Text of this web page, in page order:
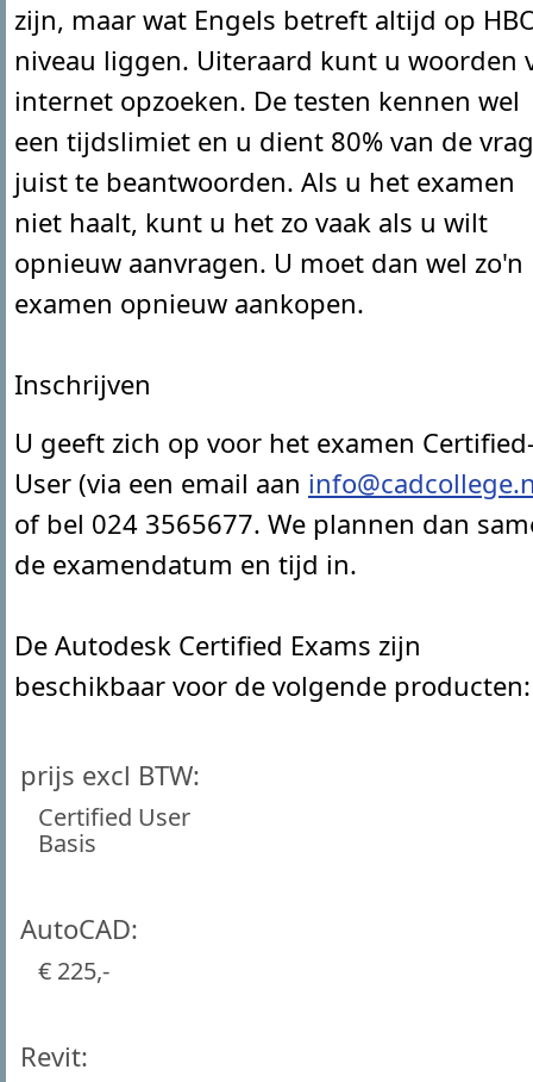
zijn, maar wat Engels betreft altijd op
niveau liggen. Uiteraard kunt u woorden
internet opzoeken. De testen kennen wel
een tijdslimiet en u dient 80% van de
juist te beantwoorden. Als u het examen
niet haalt, kunt u het zo vaak als u wilt
opnieuw aanvragen. U moet dan wel zo'n
examen opnieuw aankopen.
Inschrijven
U geeft zich op voor het examen
User (via een email aan
of bel 024 3565677. We plannen dan
de examendatum en tijd in.
De Autodesk Certified Exams zijn
beschikbaar voor de volgende producten:
prijs excl BTW
Certified User
Basis
AutoCAD
€ 225,-
Revit